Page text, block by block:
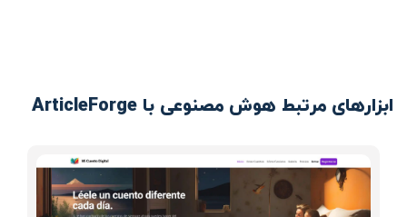
ابزارهای مرتبط هوش مصنوعی با ArticleForge